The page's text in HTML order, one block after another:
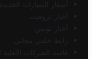
أسعار السيارات
أخبار تروفيت
أخبار تونس
رابط خلفي مجاني
قائمة الشركات الأهلية